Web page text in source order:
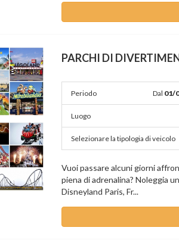
PARCHI DI
Periodo Dal 01/
Luogo
Selezionare la tipologia di veicolo
Vuoi passare alcuni giorni
piena di adrenalina? Noleggia
Disneyland Paris, Fr...